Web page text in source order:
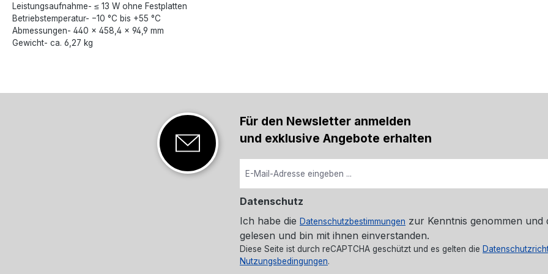
Leistungsaufnahme- ≤ 13 W ohne Festplatten
Betriebstemperatur- −10 °C bis +55 °C
Abmessungen- 440 × 458,4 × 94,9 mm
Gewicht- ca. 6,27 kg
Für den Newsletter anmelden
und exklusive Angebote erhalten
Datenschutz
Ich habe die Datenschutzbestimmungen zur Kenntnis genommen und
gelesen und bin mit ihnen einverstanden.
Diese Seite ist durch reCAPTCHA geschützt und es gelten die
Nutzungsbedingungen.